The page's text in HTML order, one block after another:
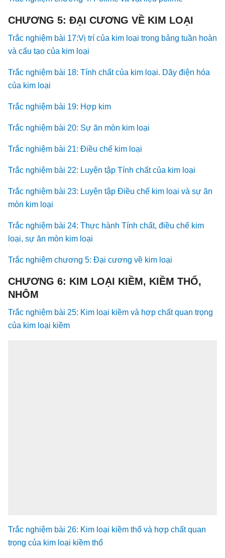
CHƯƠNG 5: ĐẠI CƯƠNG VỀ KIM LOẠI
Trắc nghiệm bài 17:Vị trí của kim loại trong bảng tuần hoàn
và cấu tạo của kim loại
Trắc nghiệm bài 18: Tính chất của kim loại. Dãy điện hóa
của kim loại
Trắc nghiệm bài 19: Hợp kim
Trắc nghiệm bài 20: Sự ăn mòn kim loại
Trắc nghiệm bài 21: Điều chế kim loại
Trắc nghiệm bài 22: Luyện tập Tính chất của kim loại
Trắc nghiệm bài 23: Luyện tập Điều chế kim loại và sự ăn
mòn kim loại
Trắc nghiệm bài 24: Thực hành Tính chất, điều chế kim
loại, sự ăn mòn kim loại
Trắc nghiệm chương 5: Đại cương về kim loại
CHƯƠNG 6: KIM LOẠI KIỀM, KIỀM THỔ,
NHÔM
Trắc nghiệm bài 25: Kim loại kiềm và hợp chất quan trọng
của kim loại kiềm
Trắc nghiệm bài 26: Kim loại kiềm thổ và hợp chất quan
trọng của kim loại kiềm thổ